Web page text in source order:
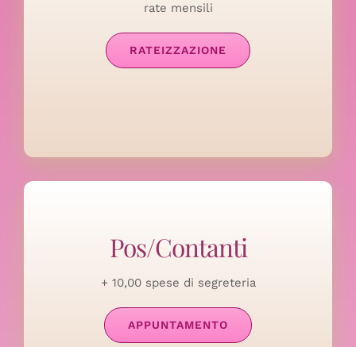
rate mensili
RATEIZZAZIONE
Pos/Contanti
+ 10,00 spese di segreteria
APPUNTAMENTO